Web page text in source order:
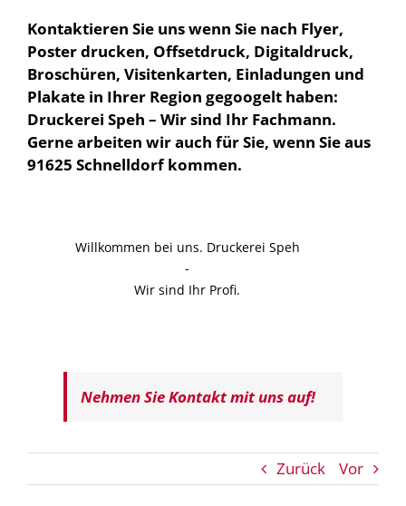
Kontaktieren Sie uns wenn Sie nach Flyer,
Poster drucken, Offsetdruck, Digitaldruck,
Broschüren, Visitenkarten, Einladungen und
Plakate in Ihrer Region gegoogelt haben:
Druckerei Speh – Wir sind Ihr Fachmann.
Gerne arbeiten wir auch für Sie, wenn Sie aus
91625 Schnelldorf kommen.
Willkommen bei uns. Druckerei Speh
-
Wir sind Ihr Profi.
Nehmen Sie Kontakt mit uns auf!
Zurück Vor